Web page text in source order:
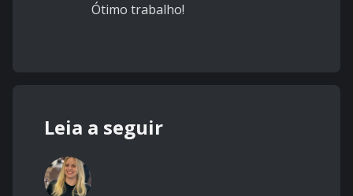
Ótimo trabalho!
Leia a seguir